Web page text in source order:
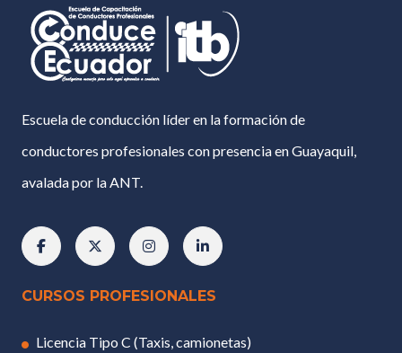
Escuela de conducción líder en la formación de
conductores profesionales con presencia en Guayaquil,
avalada por la ANT.
CURSOS PROFESIONALES
Licencia Tipo C (Taxis, camionetas)